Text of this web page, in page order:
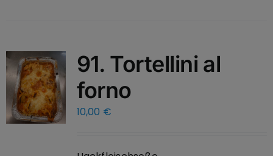
91. Tortellini al
forno
10,00 €